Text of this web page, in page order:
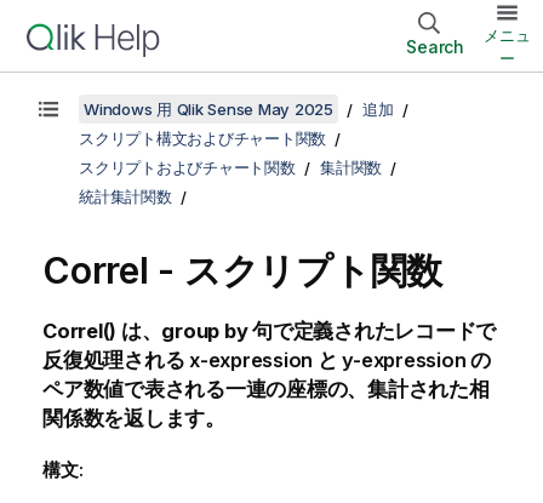
Search
メニュ
ー
Windows 用 Qlik Sense May 2025
追加
スクリプト構文およびチャート関数
スクリプトおよびチャート関数
集計関数
統計集計関数
Correl - スクリプト関数
Correl() は、 group by句で定義されたレコードで
反復処理される x-expression とy-expression の
ペア数値で表される一連の座標の、集計された相
関係数を返します。
構文: